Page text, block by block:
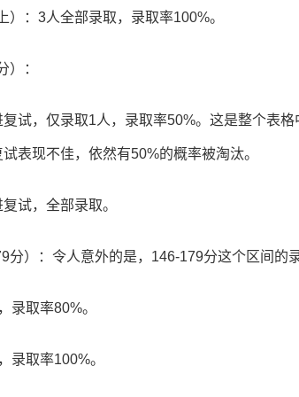
）：3人全部录取，录取率100%。
）：
试，仅录取1人，录取率50%。这是整个表
表现不佳，依然有50%的概率被淘汰。
试，全部录取。
分）：令人意外的是，146-179分这个区间的
录取率80%。
录取率100%。